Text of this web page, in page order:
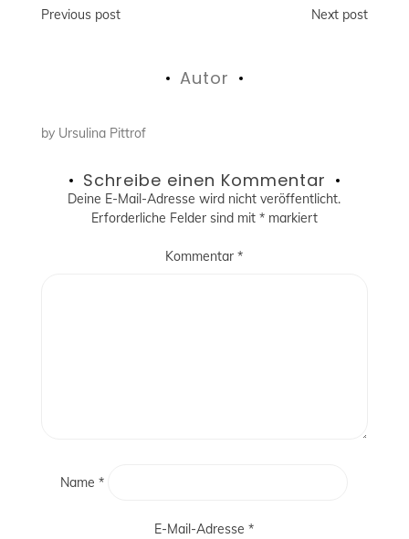
Beitragsnavigation
Previous post Next post
Autor
by Ursulina Pittrof
Schreibe einen Kommentar
Deine E-Mail-Adresse wird nicht veröffentlicht.
Erforderliche Felder sind mit *markiert
Kommentar*
Name*
E-Mail-Adresse*